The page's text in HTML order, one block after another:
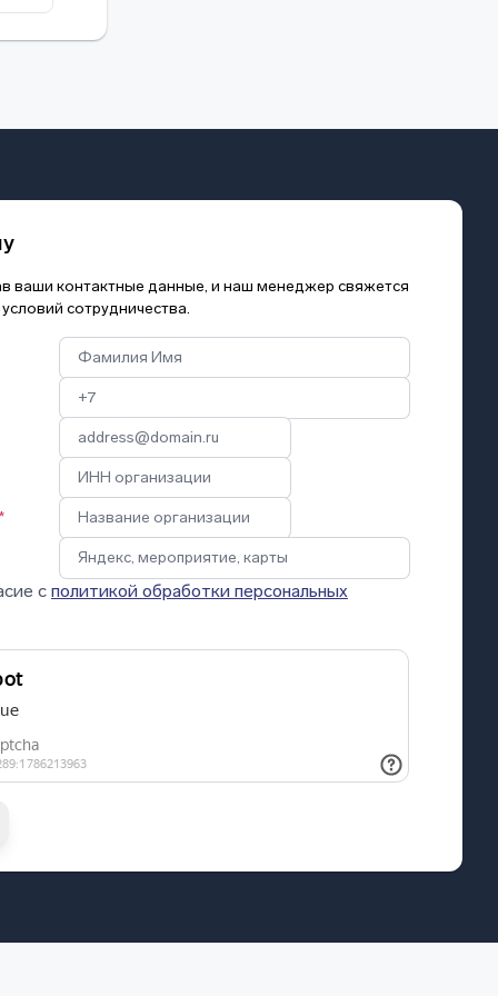
ваши контактные данные, и наш менеджер свяжется
сотрудничества.
*
с политикой обработки персональных